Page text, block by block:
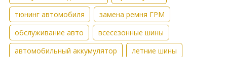
тюнинг автомобиля
замена ремня ГРМ
обслуживание авто
всесезонные шины
автомобильный аккумулятор
летние шины